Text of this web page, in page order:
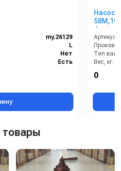
my.26129
L
Нет
Есть
Насос
4-х.
Артикул:
Тип вала:
Вес, кг:
Расход
0
товары